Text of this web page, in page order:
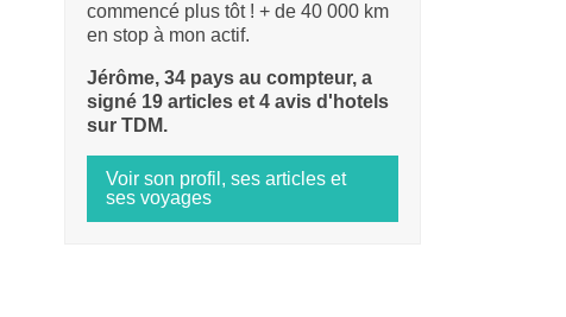
commencé plus tôt ! + de 40 000 km
en stop à mon actif.
Jérôme, 34 pays au compteur, a
signé 19 articles et 4 avis d'hotels
sur TDM.
Voir son profil, ses articles et
ses voyages